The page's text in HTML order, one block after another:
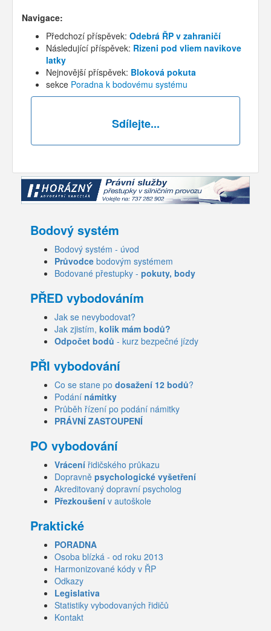
Navigace:
Předchozí příspěvek: Odebrá ŘP v zahraničí
Následující příspěvek: Rizeni pod vliem navikove
latky
Nejnovější příspěvek: Bloková pokuta
sekce Poradna k bodovému systému
Sdílejte...
Bodový systém
Bodový systém - úvod
Průvodce bodovým systémem
Bodované přestupky - pokuty, body
PŘED vybodováním
Jak se nevybodovat?
Jak zjistím, kolik mám bodů?
Odpočet bodů - kurz bezpečné jízdy
PŘI vybodování
Co se stane po dosažení 12 bodů?
Podání námitky
Průběh řízení po podání námitky
PRÁVNÍ ZASTOUPENÍ
PO vybodování
Vrácení řidičského průkazu
Dopravně psychologické vyšetření
Akreditovaný dopravní psycholog
Přezkoušení v autoškole
Praktické
PORADNA
Osoba blízká - od roku 2013
Harmonizované kódy v ŘP
Odkazy
Legislativa
Statistiky vybodovaných řidičů
Kontakt